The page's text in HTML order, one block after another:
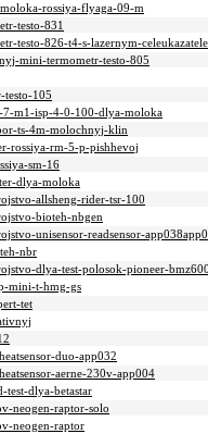
rossiya-flyaga-09-m
testo-831
testo-826-t4-s-lazernym-
mini-termometr-testo-805
testo-105
7-m1-isp-4-0-100-dlya-moloka
ts-4m-molochnyj-klin
rossiya-rm-5-p-pishhevoj
sm-16
dlya-moloka
allsheng-rider-tsr-100
bioteh-nbgen
unisensor-readsensor-
nbr
dlya-test-polosok-pioneer-
mini-t-hmg-gs
tet
duo-app032
aerne-230v-app004
dlya-betastar
neogen-raptor-solo
neogen-raptor